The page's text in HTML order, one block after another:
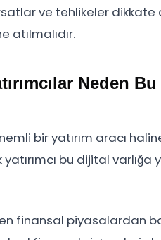
ve tehlikeler dikkate
atılmalıdır.
Neden
bir yatırım aracı
bu dijital varlığa
finansal piyasalardan